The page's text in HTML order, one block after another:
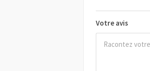
Votre avis